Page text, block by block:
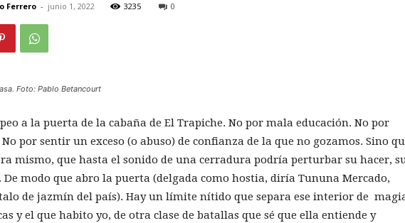
Ferrero - junio 1, 2022 3235 0
Foto: Pablo Betancourt
a la puerta de la cabaña de El Trapiche. No por mala educación. No por
por sentir un exceso (o abuso) de confianza de la que no gozamos. Sino
mismo, que hasta el sonido de una cerradura podría perturbar su hacer,
De modo que abro la puerta (delgada como hostia, diría Tununa Mercado,
de jazmín del país). Hay un límite nítido que separa ese interior de
y el que habito yo, de otra clase de batallas que sé que ella entiende y